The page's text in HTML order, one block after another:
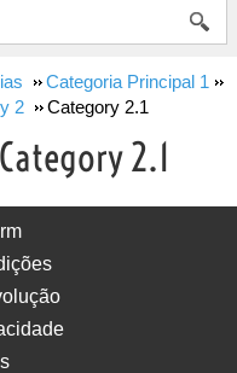
Categoria Principal 1
2
Category 2.1
Category 2.1